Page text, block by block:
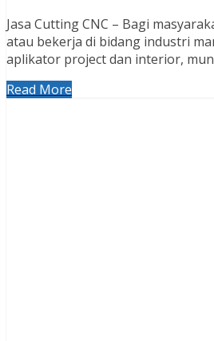
Jasa Cutting CNC – Bagi
atau bekerja di bidang industri
aplikator project dan interior,
Read More